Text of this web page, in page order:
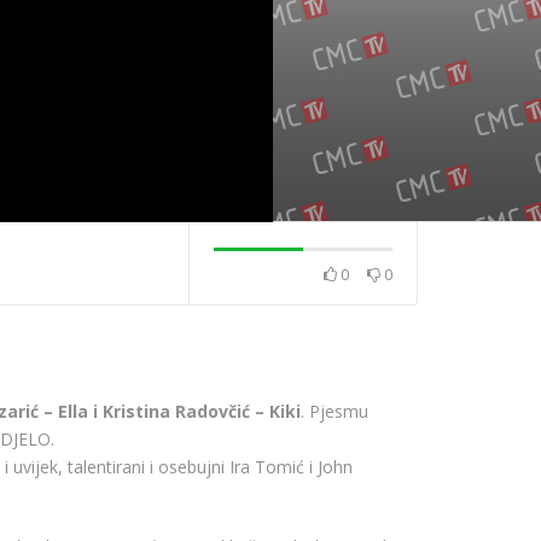
0 0
– Ella i Kristina Radovčić – Kiki. Pjesmu
uvijek, talentirani i osebujni Ira Tomić i John